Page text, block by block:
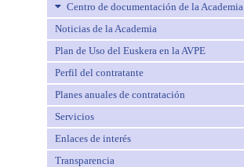
Centro de documentación de la Academia
Noticias de la Academia
Plan de Uso del Euskera en la AVPE
Perfil del contratante
Planes anuales de contratación
Servicios
Enlaces de interés
Transparencia